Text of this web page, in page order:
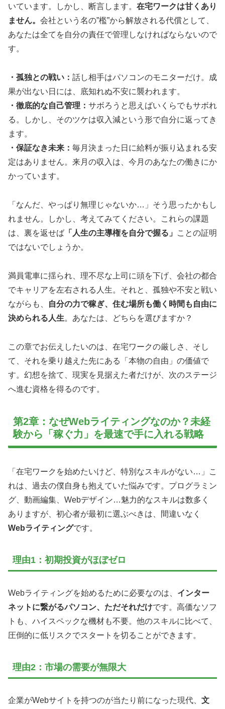
いています。しかし、断言します。 在宅ワークは甘くあり
ません。 会社という名の”檻”から解放される代償として、
あなたは全てを自分の責任で管理しなければならないので
す。
・孤独との戦い： 話し相手はパソコンのモニターだけ。成
果が出ない日には、底知れぬ不安に襲われます。
・徹底的な自己管理： サボろうと思えばいくらでもサボれ
る。しかし、そのツケは収入減という形で自分に返ってき
ます。
・保証なき未来： 毎月決まった日に給料が振り込まれる安
定はありません。来月の収入は、今月のあなたの働きにか
かっています。
「なんだ、やっぱり無理じゃないか…」そう思ったかもし
れません。しかし、考えてみてください。これらの課題
は、裏を返せば 「人生の主導権を自分で握る」
ことの証明
ではないでしょうか。
満員電車に揺られ、理不尽な上司に頭を下げ、会社の都合
でキャリアを左右される人生。それと、孤独や不安と戦い
ながらも、
自分の力で稼ぎ、住む場所も働く時間も自由に
決められる人生。あなたは、どちらを選びますか？
この章でお伝えしたいのは、在宅ワークの厳しさ、そし
て、それを乗り越えた先にある「本物の自由」の価値で
す。幻想を捨て、現実を見据えた者だけが、次のステージ
へ進む資格を得るのです。
第2章：なぜWebライティングなのか？未経
験から「稼ぐ力」を最速で手に入れる戦略
「在宅ワークを始めたいけど、特別なスキルがない…」こ
れは、過去の僕自身も抱えていた悩みです。プログラミン
グ、動画編集、Webデザイン…魅力的なスキルは数多く
ありますが、初心者が最初に選ぶべきは、間違いなく
Webライティングです。
理由1：初期投資がほぼゼロ
Webライティングを始めるために必要なのは、 インター
ネットに繋がるパソコン、ただそれだけです。高価なソフ
トも、ハイスペックな機材も不要。他のスキルに比べて、
圧倒的に低リスクでスタートを切ることができます。
理由2：市場の需要が無限大
企業がWebサイトを持つのが当たり前になった現代、 文